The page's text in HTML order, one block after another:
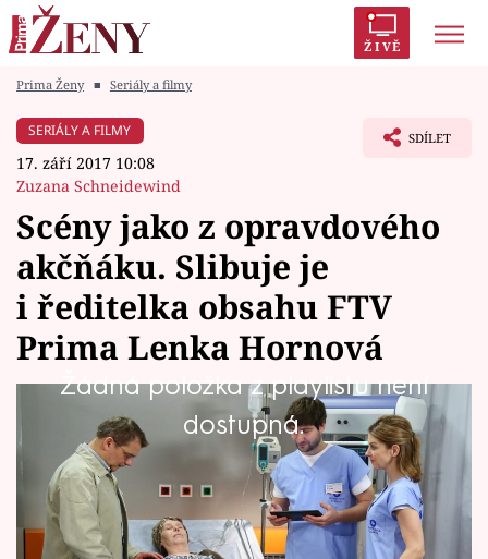
ŽIVĚ
Módní alarm
Témata
Celebrity
Vztahy
Seriály
Horoskopy
Sledujte prima+
Prima Ženy ■ Seriály a filmy
SERIÁLY A FILMY
17. září 2017 10:08
Zuzana Schneidewind
SDÍLET
Scény jako z opravdového
akčňáku. Slibuje je
i ředitelka obsahu FTV
Prima Lenka Hornová
Žádná položka z playlistu není
dostupná.
Pondělní díl seriálu Modrý kód bude plný
akce. Zranění účastníci zorbingu i zoufalý
manžel onkologicky nemocné pacientky, který
přišel na příjem s pistolí a granátem. V
uvolněném rozhovoru v zákulisí ateliéru nám